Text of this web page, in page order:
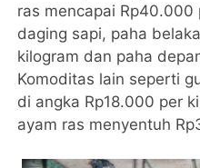
ras mencapai Rp40.000
daging sapi, paha
kilogram dan paha
Komoditas lain seperti
di angka Rp18.000 per
ayam ras menyentuh